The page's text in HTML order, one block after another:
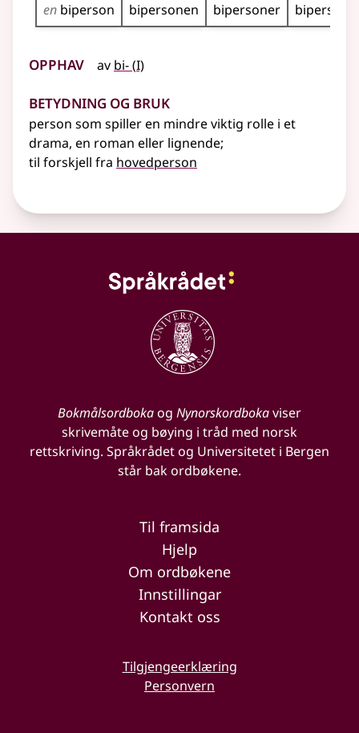
en biperson bipersonen bipersoner
Opphav av bi-(1
I)
Betydning og bruk
person som spiller en mindre viktig rolle i et
drama, en roman eller lignende;
til forskjell fra hovedperson
Bokmålsordbokaog Nynorskordbokaviser
skrivemåte og bøying i tråd med norsk
rettskriving. Språkrådet og Universitetet i Bergen
står bak ordbøkene.
Til framsida
Hjelp
Om ordbøkene
Innstillingar
Kontakt oss
Tilgjengeerklæring
Personvern